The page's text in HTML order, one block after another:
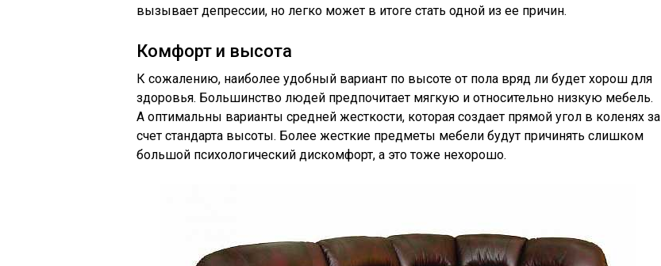
вызывает депрессии, но легко может в итоге стать одной из ее причин.
Комфорт и высота
К сожалению, наиболее удобный вариант по высоте от пола вряд ли будет хорош для
здоровья. Большинство людей предпочитает мягкую и относительно низкую мебель.
А оптимальны варианты средней жесткости, которая создает прямой угол в коленях за
счет стандарта высоты. Более жесткие предметы мебели будут причинять слишком
большой психологический дискомфорт, а это тоже нехорошо.